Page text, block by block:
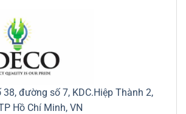
38, đường số 7, KDC.Hiệp Thành 2,
Hồ Chí Minh, VN